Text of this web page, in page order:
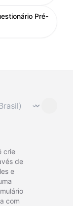
Pré-
⌄
crie
de
e
com